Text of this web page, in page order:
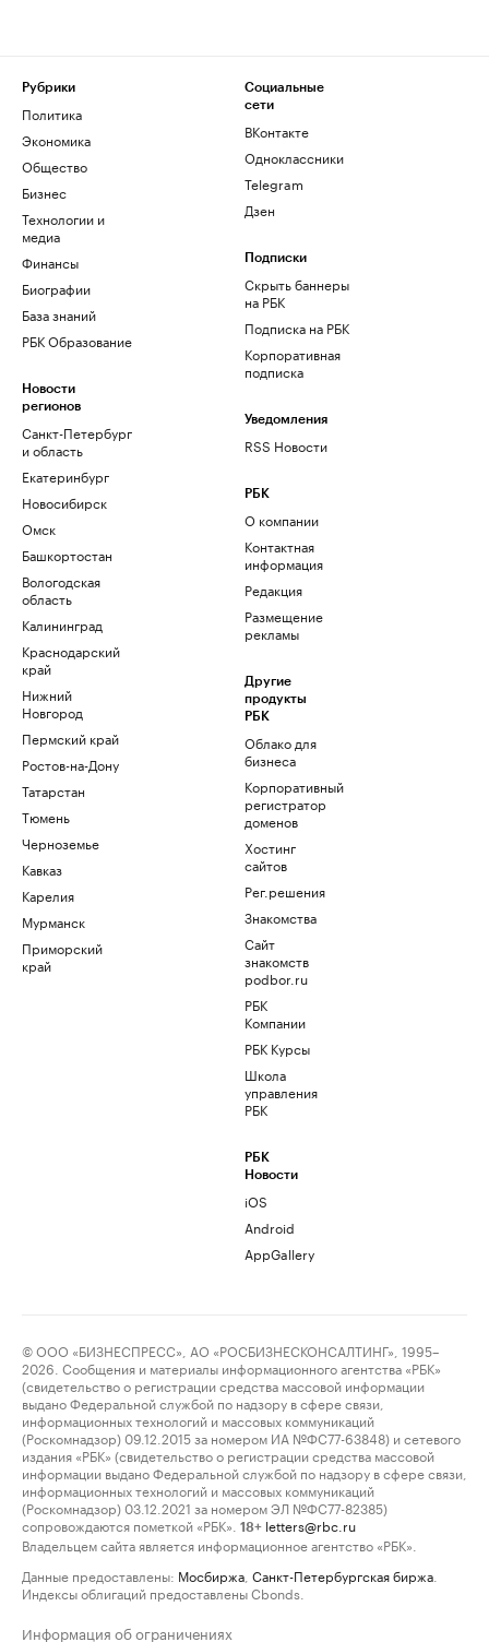
Рубрики
Политика
Экономика
Общество
Бизнес
Технологии и
медиа
Финансы
Биографии
База знаний
РБК Образование
Новости
регионов
Санкт-Петербург
и область
Екатеринбург
Новосибирск
Омск
Башкортостан
Вологодская
область
Калининград
Краснодарский
край
Нижний
Новгород
Пермский край
Ростов-на-Дону
Татарстан
Тюмень
Черноземье
Кавказ
Карелия
Мурманск
Приморский
край
Социальные
сети
ВКонтакте
Одноклассники
Telegram
Дзен
Подписки
Скрыть баннеры
на РБК
Подписка на РБК
Корпоративная
подписка
Уведомления
RSS Новости
РБК
О компании
Контактная
информация
Редакция
Размещение
рекламы
Другие
продукты
РБК
Облако для
бизнеса
Корпоративный
регистратор
доменов
Хостинг
сайтов
Рег.решения
Знакомства
Сайт
знакомств
podbor.ru
РБК
Компании
РБК Курсы
Школа
управления
РБК
РБК
Новости
iOS
Android
AppGallery
© ООО «БИЗНЕСПРЕСС», АО «РОСБИЗНЕСКОНСАЛТИНГ», 1995–
2026. Сообщения и материалы информационного агентства «РБК»
(свидетельство о регистрации средства массовой информации
выдано Федеральной службой по надзору в сфере связи,
информационных технологий и массовых коммуникаций
(Роскомнадзор) 09.12.2015 за номером ИА №ФС77-63848) и сетевого
издания «РБК» (свидетельство о регистрации средства массовой
информации выдано Федеральной службой по надзору в сфере связи,
информационных технологий и массовых коммуникаций
(Роскомнадзор) 03.12.2021 за номером ЭЛ №ФС77-82385)
сопровождаются пометкой «РБК».
18+ letters@rbc.ru
Владельцем сайта является информационное агентство «РБК».
Данные предоставлены: Мосбиржа Санкт-Петербургская биржа
Индексы облигаций предоставлены Cbonds.
Информация об ограничениях